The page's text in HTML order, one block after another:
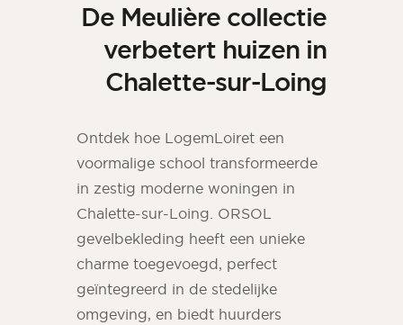
De Meulière collectie
verbetert huizen in
Chalette-sur-Loing
Ontdek hoe LogemLoiret een
voormalige school transformeerde
in zestig moderne woningen in
Chalette-sur-Loing. ORSOL
gevelbekleding heeft een unieke
charme toegevoegd, perfect
geïntegreerd in de stedelijke
omgeving, en biedt huurders